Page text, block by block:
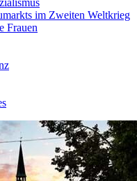
im Zweiten Weltkrieg
Frauen